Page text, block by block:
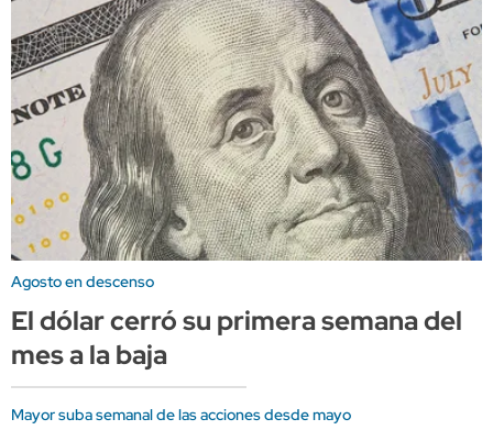
Agosto en descenso
El dólar cerró su primera semana del
mes a la baja
Mayor suba semanal de las acciones desde mayo